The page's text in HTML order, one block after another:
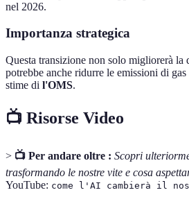
nel 2026.
Importanza strategica
Questa transizione non solo migliorerà la
potrebbe anche ridurre le emissioni di
stime di l'OMS.
📺 Risorse Video
> 📺 Per andare oltre : Scopri
trasformando le nostre vite e cosa
YouTube: come l'AI cambierà il